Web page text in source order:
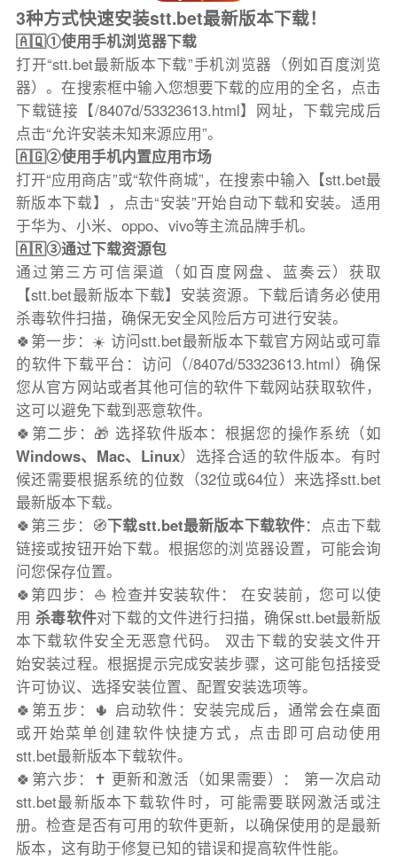
3种方式快速安装stt.bet最新版本下载！
🇦🇶①使用手机浏览器下载
打开“stt.bet最新版本下载”手机浏览器（例如百度浏览
器）。在搜索框中输入您想要下载的应用的全名，点击
下载链接【/8407d/53323613.html】网址，下载完成后
点击“允许安装未知来源应用”。
🇦🇬②使用手机内置应用市场
打开“应用商店”或“软件商城”，在搜索中输入【stt.bet最
新版本下载】，点击“安装”开始自动下载和安装。适用
于华为、小米、oppo、vivo等主流品牌手机。
🇦🇷③通过下载资源包
通过第三方可信渠道（如百度网盘、蓝奏云）获取
【stt.bet最新版本下载】安装资源。下载后请务必使用
杀毒软件扫描，确保无安全风险后方可进行安装。
🍀第一步：☀️ 访问stt.bet最新版本下载官方网站或可靠
的软件下载平台：访问（/8407d/53323613.html）确保
您从官方网站或者其他可信的软件下载网站获取软件，
这可以避免下载到恶意软件。
🍀第二步：🎁 选择软件版本：根据您的操作系统（如
Windows、Mac、Linux）选择合适的软件版本。有时
候还需要根据系统的位数（32位或64位）来选择stt.bet
最新版本下载。
🍀第三步：🧭下载stt.bet最新版本下载软件：点击下载
链接或按钮开始下载。根据您的浏览器设置，可能会询
问您保存位置。
🍀第四步：⛵️ 检查并安装软件： 在安装前，您可以使
用杀毒软件对下载的文件进行扫描，确保stt.bet最新版
本下载软件安全无恶意代码。 双击下载的安装文件开
始安装过程。根据提示完成安装步骤，这可能包括接受
许可协议、选择安装位置、配置安装选项等。
🍀第五步：🌵 启动软件：安装完成后，通常会在桌面
或开始菜单创建软件快捷方式，点击即可启动使用
stt.bet最新版本下载软件。
🍀第六步：✝️ 更新和激活（如果需要）： 第一次启动
stt.bet最新版本下载软件时，可能需要联网激活或注
册。检查是否有可用的软件更新，以确保使用的是最新
版本，这有助于修复已知的错误和提高软件性能。